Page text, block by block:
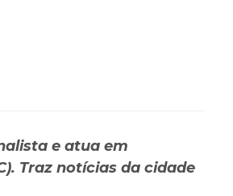
e atua em
Traz notícias da cidade